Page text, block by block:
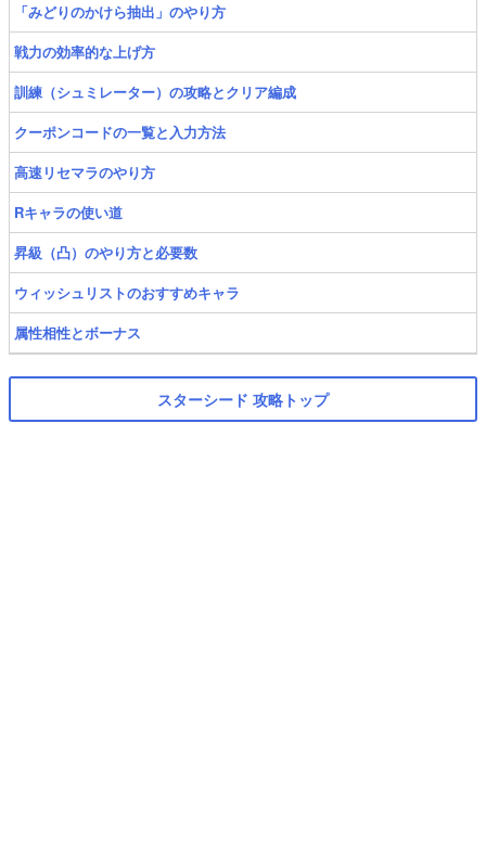
「みどりのかけら抽出」のやり方
戦力の効率的な上げ方
訓練（シュミレーター）の攻略とクリア編成
クーポンコードの一覧と入力方法
高速リセマラのやり方
Rキャラの使い道
昇級（凸）のやり方と必要数
ウィッシュリストのおすすめキャラ
属性相性とボーナス
スターシード 攻略トップ